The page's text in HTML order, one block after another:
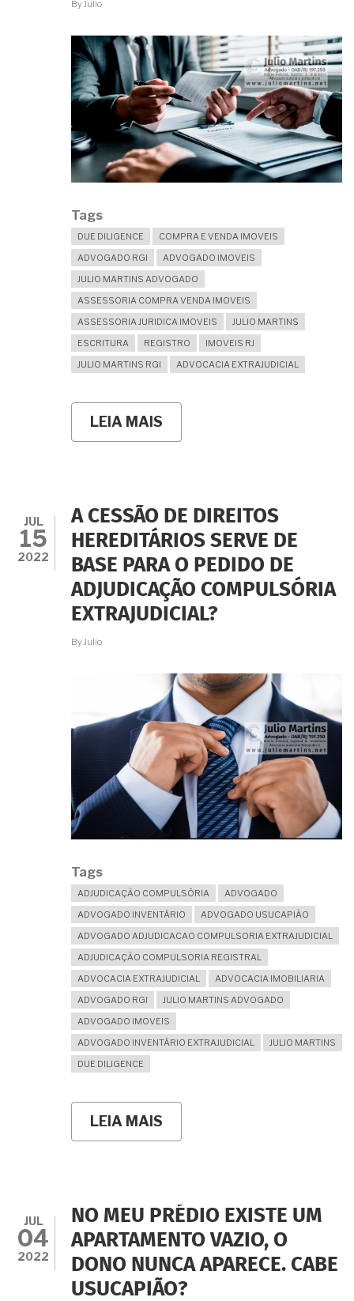
NEGÓCIO?
ByJulio
Tags
DUE DILIGENCE
COMPRA E VENDA IMOVEIS
ADVOGADO RGI
ADVOGADO IMOVEIS
JULIO MARTINS ADVOGADO
ASSESSORIA COMPRA VENDA IMOVEIS
ASSESSORIA JURIDICA IMOVEIS
JULIO MARTINS
ESCRITURA
REGISTRO
IMOVEIS RJ
JULIO MARTINS RGI
ADVOCACIA EXTRAJUDICIAL
LEIA MAIS
ESPECIALISTA
PODE
REDUZIR
RISCOS
E
DESPESAS
NA
COMPRA
E
JUL
15
2022
A CESSÃO DE DIREITOS
HEREDITÁRIOS SERVE DE
BASE PARA O PEDIDO DE
ADJUDICAÇÃO COMPULSÓRIA
EXTRAJUDICIAL?
ByJulio
Tags
ADJUDICAÇÃO COMPULSÓRIA
ADVOGADO
ADVOGADO INVENTÁRIO
ADVOGADO USUCAPIÃO
ADVOGADO ADJUDICACAO COMPULSORIA EXTRAJUDICIAL
ADJUDICAÇÃO COMPULSORIA REGISTRAL
ADVOCACIA EXTRAJUDICIAL
ADVOCACIA IMOBILIARIA
ADVOGADO RGI
JULIO MARTINS ADVOGADO
ADVOGADO IMOVEIS
ADVOGADO INVENTÁRIO EXTRAJUDICIAL
JULIO MARTINS
DUE DILIGENCE
LEIA MAIS
SERVE
DE
BASE
PARA
O
PEDIDO
DE
JUL
04
2022
NO MEU PRÉDIO EXISTE UM
APARTAMENTO VAZIO, O
DONO NUNCA APARECE. CABE
USUCAPIÃO?